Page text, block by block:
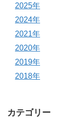
2025年
2024年
2021年
2020年
2019年
2018年
カテゴリー